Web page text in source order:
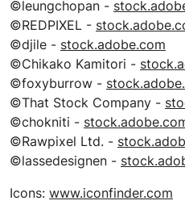
©leungchopan -
©REDPIXEL -
©djile - stock.adobe.com
©Chikako Kamitori -
©foxyburrow -
©That Stock Company -
©chokniti -
©Rawpixel Ltd. -
©lassedesignen -
Icons: www.iconfinder.com